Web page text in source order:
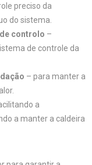
preciso da
do sistema.
controlo –
de controle da
– para manter a
a
a manter a caldeira